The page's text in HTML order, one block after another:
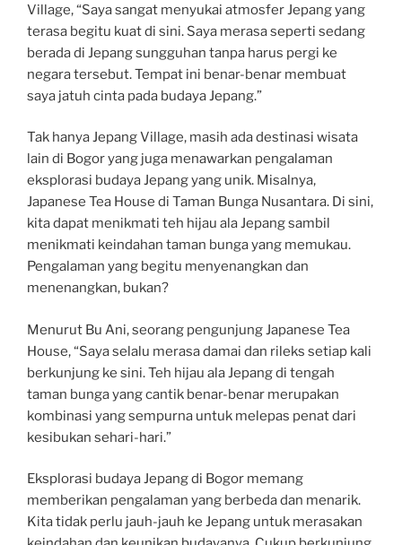
Village, “Saya sangat menyukai atmosfer Jepang yang
terasa begitu kuat di sini. Saya merasa seperti sedang
berada di Jepang sungguhan tanpa harus pergi ke
negara tersebut. Tempat ini benar-benar membuat
saya jatuh cinta pada budaya Jepang.”
Tak hanya Jepang Village, masih ada destinasi wisata
lain di Bogor yang juga menawarkan pengalaman
eksplorasi budaya Jepang yang unik. Misalnya,
Japanese Tea House di Taman Bunga Nusantara. Di sini,
kita dapat menikmati teh hijau ala Jepang sambil
menikmati keindahan taman bunga yang memukau.
Pengalaman yang begitu menyenangkan dan
menenangkan, bukan?
Menurut Bu Ani, seorang pengunjung Japanese Tea
House, “Saya selalu merasa damai dan rileks setiap kali
berkunjung ke sini. Teh hijau ala Jepang di tengah
taman bunga yang cantik benar-benar merupakan
kombinasi yang sempurna untuk melepas penat dari
kesibukan sehari-hari.”
Eksplorasi budaya Jepang di Bogor memang
memberikan pengalaman yang berbeda dan menarik.
Kita tidak perlu jauh-jauh ke Jepang untuk merasakan